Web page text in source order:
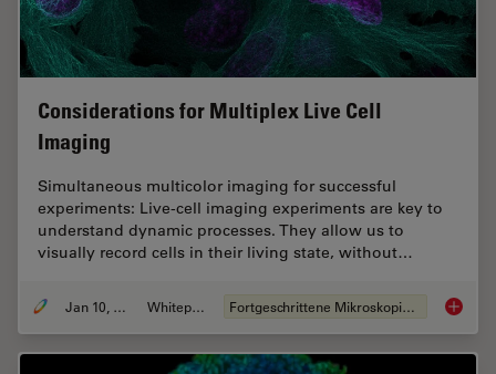
Considerations for Multiplex Live Cell
Imaging
Simultaneous multicolor imaging for successful
experiments: Live-cell imaging experiments are key to
understand dynamic processes. They allow us to
visually record cells in their living state, without…
Jan 10, 2022 Whitepaper Fortgeschrittene Mikroskopietechniken